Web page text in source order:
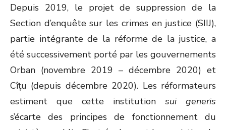
Depuis 2019, le projet de suppression de la
Section d’enquête sur les crimes en justice (SIIJ),
partie intégrante de la réforme de la justice, a
été successivement porté par les gouvernements
Orban (novembre 2019 – décembre 2020) et
Cîțu (depuis décembre 2020). Les réformateurs
estiment que cette institution sui generis
s’écarte des principes de fonctionnement du